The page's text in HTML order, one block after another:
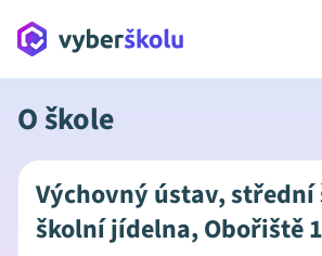
O škole
Výchovný ústav, střední
školní jídelna, Obořiště 1